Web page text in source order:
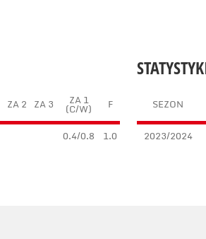
SEZON
2023/2024
ZA 2 ZA 3 ZA 1
(C/W) F
0.4/0.8 1.0